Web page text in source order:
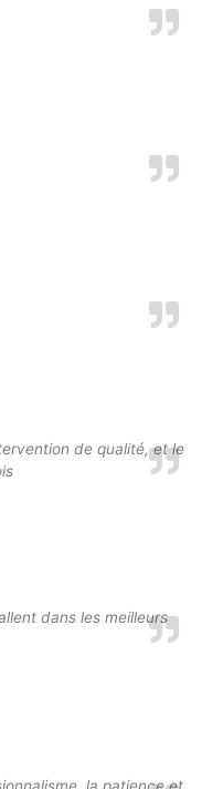
de qualité, et le
dans les meilleurs
la patience et